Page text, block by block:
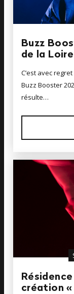
Buzz
de la Loire
C’est avec
Buzz Booster
résulte…
création «